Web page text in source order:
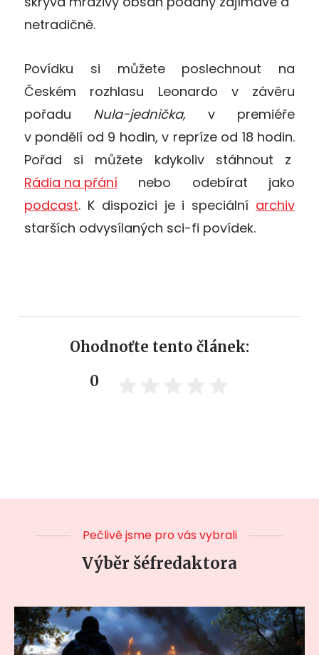
netradičně.
Povídku si můžete poslechnout na
Českém rozhlasu Leonardo v závěru
pořadu Nula-jednička, v premiéře
v pondělí od 9 hodin, v repríze od 18 hodin.
Pořad si můžete kdykoliv stáhnout z
Rádia na přání nebo odebírat jako
podcast. K dispozici je i speciální archiv
starších odvysílaných sci-fi povídek.
Ohodnoťte tento článek:
0
Pečlivě jsme pro vás vybrali
Výběr šéfredaktora